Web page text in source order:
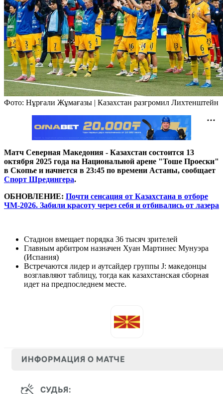
Фото: Нұрғали Жұмағазы | Казахстан разгромил Лихтенштейн
Матч Северная Македония - Казахстан состоится 13
октября 2025 года на Национальной арене "Тоше Проески"
в Скопье и начнется в 23:45 по времени Астаны, сообщает
Спорт Шредингера.
ОБНОВЛЕНИЕ: Почти сенсация от Казахстана в отборе
ЧМ-2026. Забили красоту через себя и отбивались от лазера
Стадион вмещает порядка 36 тысяч зрителей
Главным арбитром назначен Хуан Мартинес Мунуэра
(Испания)
Встречаются лидер и аутсайдер группы J: македонцы
возглавляют таблицу, тогда как казахстанская сборная
идет на предпоследнем месте.